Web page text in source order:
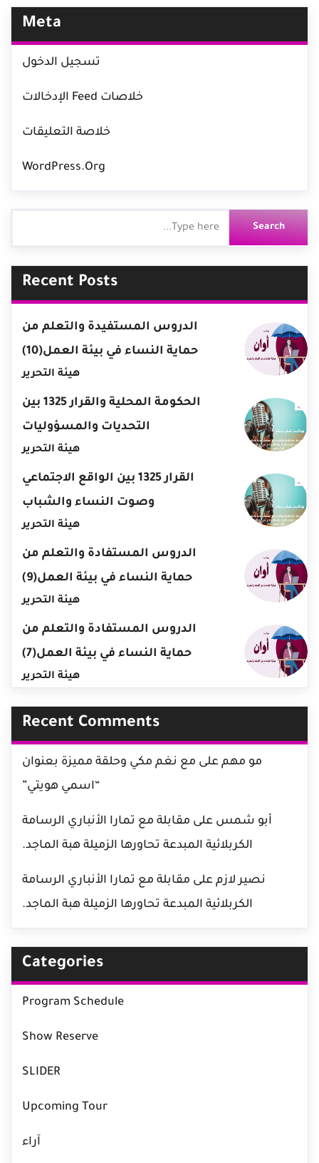
Meta
تسجيل الدخول
خلاصات Feed الإدخالات
خلاصة التعليقات
WordPress.org
Recent Posts
الدروس المستفيدة والتعلم من
حماية النساء في بيئة العمل(10)
هيئة التحرير
الحكومة المحلية والقرار 1325 بين
التحديات والمسؤوليات
هيئة التحرير
القرار 1325 بين الواقع الاجتماعي
وصوت النساء والشباب
هيئة التحرير
الدروس المستفادة والتعلم من
حماية النساء في بيئة العمل(9)
هيئة التحرير
الدروس المستفادة والتعلم من
حماية النساء في بيئة العمل(7)
هيئة التحرير
Recent Comments
مو مهم على مع نغم مكي وحلقة مميزة بعنوان
“اسمي هويتي”
أبو شمس على مقابلة مع تمارا الأنباري الرسامة
الكربلائية المبدعة تحاورها الزميلة هبة الماجد.
نصير لازم على مقابلة مع تمارا الأنباري الرسامة
الكربلائية المبدعة تحاورها الزميلة هبة الماجد.
Categories
Program Schedule
Show Reserve
SLIDER
Upcoming Tour
آراء